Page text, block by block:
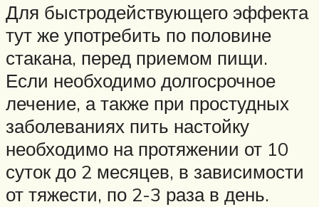
Для быстродействующего эффекта
тут же употребить по половине
стакана, перед приемом пищи.
Если необходимо долгосрочное
лечение, а также при простудных
заболеваниях пить настойку
необходимо на протяжении от 10
суток до 2 месяцев, в зависимости
от тяжести, по 2-3 раза в день.